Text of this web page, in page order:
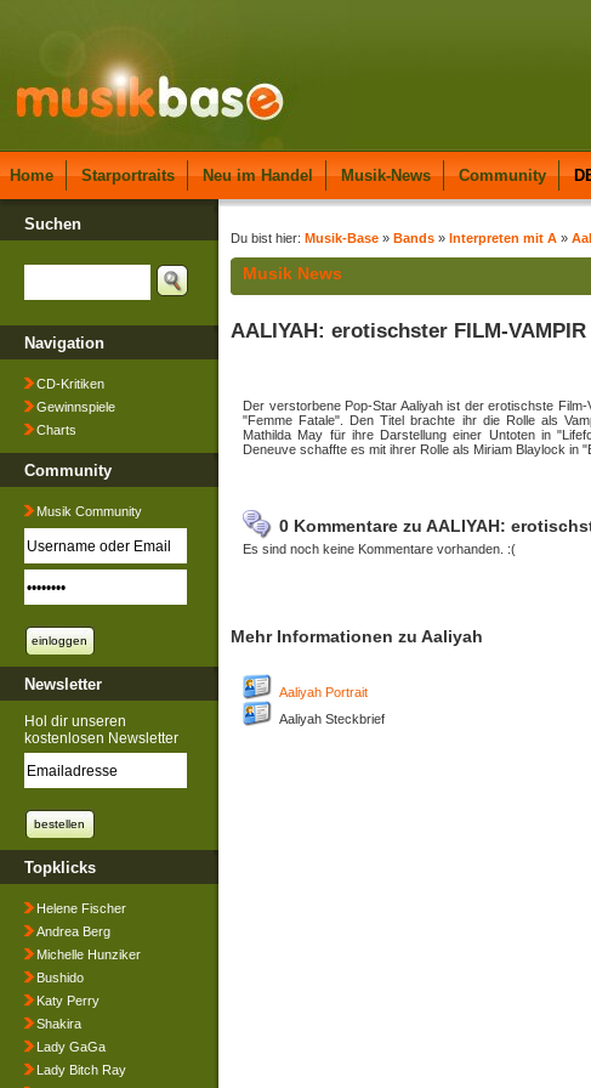
Home Starportraits Neu im Handel Musik-News Community
Suchen
Navigation
CD-Kritiken
Gewinnspiele
Charts
Community
Musik Community
Newsletter
Hol dir unseren
kostenlosen Newsletter
Topklicks
Helene Fischer
Andrea Berg
Michelle Hunziker
Bushido
Katy Perry
Shakira
Lady GaGa
Lady Bitch Ray
Du bist hier: Musik-Base » Bands » Interpreten mit A »
Musik News
AALIYAH: erotischster FILM-VAMPIR
Der verstorbene Pop-Star Aaliyah ist der erotischste
"Femme Fatale". Den Titel brachte ihr die Rolle als
Mathilda May für ihre Darstellung einer Untoten in
Deneuve schaffte es mit ihrer Rolle als Miriam Blaylock in
0 Kommentare zu AALIYAH:
Es sind noch keine Kommentare vorhanden. :(
Mehr Informationen zu Aaliyah
Aaliyah Portrait
Aaliyah Steckbrief